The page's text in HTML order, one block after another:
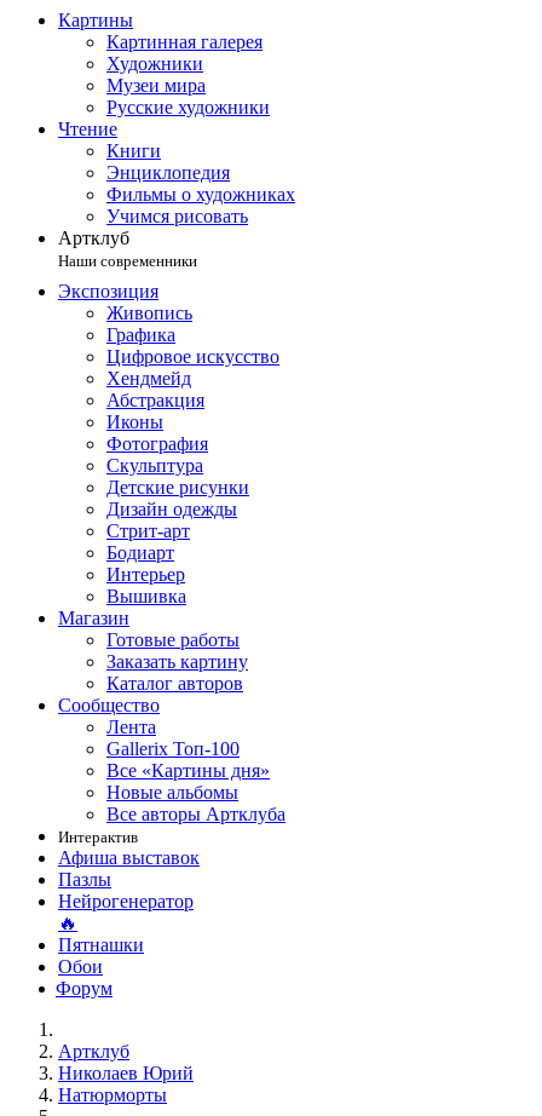
Картины
Картинная галерея
Художники
Музеи мира
Русские художники
Чтение
Книги
Энциклопедия
Фильмы о художниках
Учимся рисовать
Артклуб
Наши современники
Экспозиция
Живопись
Графика
Цифровое искусство
Хендмейд
Абстракция
Иконы
Фотография
Скульптура
Детские рисунки
Дизайн одежды
Стрит-арт
Бодиарт
Интерьер
Вышивка
Магазин
Готовые работы
Заказать картину
Каталог авторов
Сообщество
Лента
Gallerix Топ-100
Все «Картины дня»
Новые альбомы
Все авторы Артклуба
Интерактив
Афиша выставок
Пазлы
Нейрогенератор
🔥
Пятнашки
Обои
Форум
Артклуб
Николаев Юрий
Натюрморты